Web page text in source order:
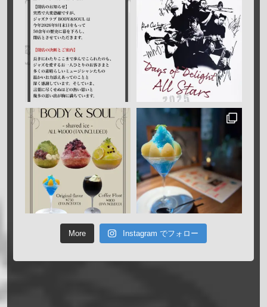
More Instagram でフォロー